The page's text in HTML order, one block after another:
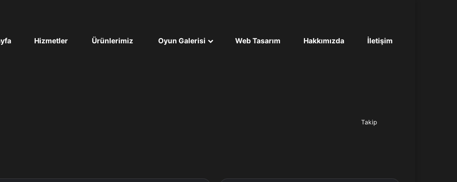
Hizmetler Ürünlerimiz Oyun Galerisi Web Tasarım Hakkımızda İletişim
Takip